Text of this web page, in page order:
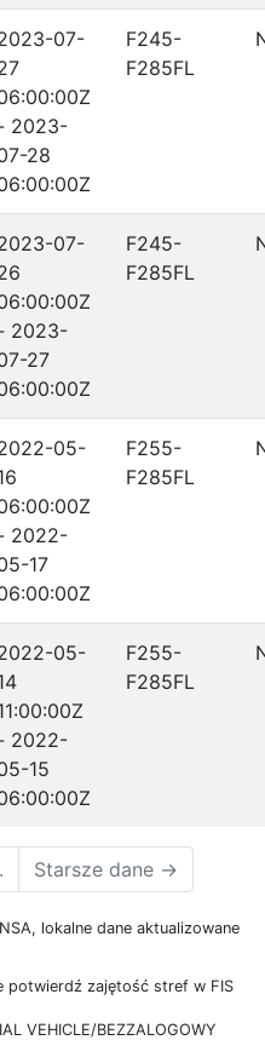
07-
2023-
28
F245-
F285FL
07-
2023-
27
F245-
F285FL
05-
2022-
17
F255-
F285FL
05-
2022-
15
F255-
F285FL
Starsze dane →
lokalne dane aktualizowane
potwierdź zajętość stref w FIS
VEHICLE/BEZZALOGOWY